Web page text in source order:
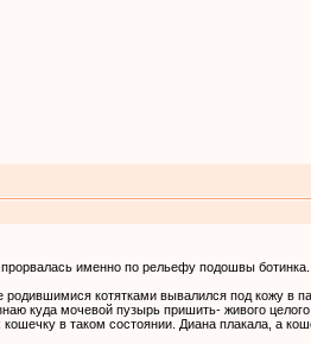
именно по рельефу подошвы
котятками вывалился под кожу в
куда мочевой пузырь пришить- живого
в таком состоянии. Диана плакала, а